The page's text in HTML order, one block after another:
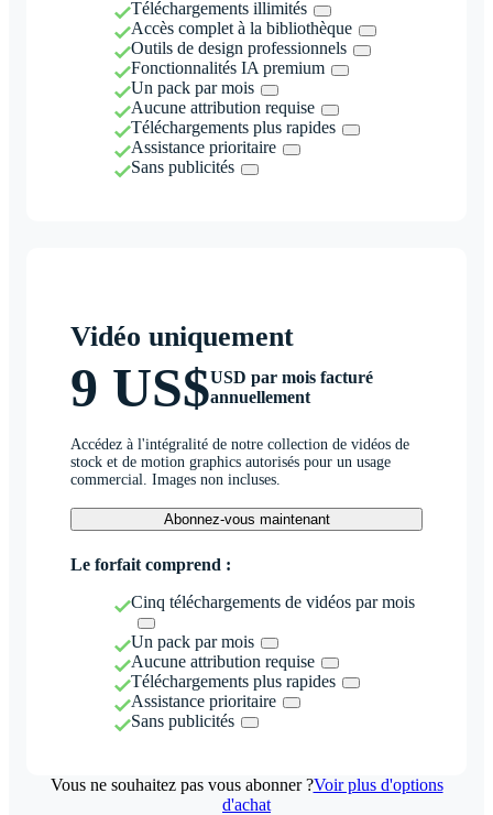
Téléchargements illimités
Accès complet à la bibliothèque
Outils de design professionnels
Fonctionnalités IA premium
Un pack par mois
Aucune attribution requise
Téléchargements plus rapides
Assistance prioritaire
Sans publicités
Vidéo uniquement
9 US$USD par mois facturé
annuellement
Accédez à l'intégralité de notre collection de vidéos de
stock et de motion graphics autorisés pour un usage
commercial. Images non incluses.
Abonnez-vous maintenant
Le forfait comprend :
Cinq téléchargements de vidéos par mois
Un pack par mois
Aucune attribution requise
Téléchargements plus rapides
Assistance prioritaire
Sans publicités
Vous ne souhaitez pas vous abonner ?Voir plus d'options
d'achat